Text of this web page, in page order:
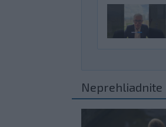
Neprehliadnite